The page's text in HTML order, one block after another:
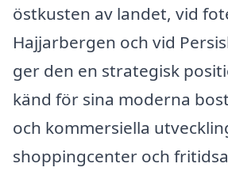
östkusten av landet, vid
Hajjarbergen och vid
ger den en strategisk
känd för sina moderna
och kommersiella
shoppingcenter och